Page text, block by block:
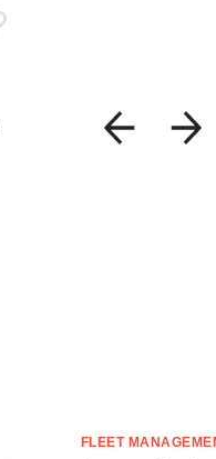
FLEET